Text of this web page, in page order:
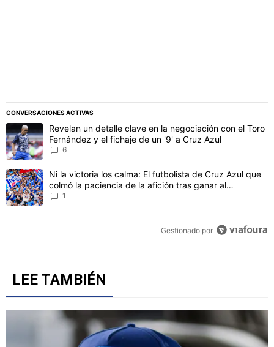
CONVERSACIONES ACTIVAS
Este listado muestra los artículos con más comentarios en los
Un artículo de tendencia con el título "Revelan un detalle clave
Revelan un detalle clave en la negociación con el Toro
Fernández y el fichaje de un '9' a Cruz Azul
6
Un artículo de tendencia con el título "Ni la victoria los calma: El
Ni la victoria los calma: El futbolista de Cruz Azul que
colmó la paciencia de la afición tras ganar al
Philadelphia
1
Gestionado por
LEE TAMBIÉN